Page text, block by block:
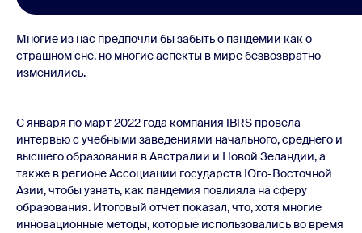
Многие из нас предпочли бы забыть о пандемии как о
страшном сне, но многие аспекты в мире безвозвратно
изменились.
С января по март 2022 года компания IBRS провела
интервью с учебными заведениями начального, среднего и
высшего образования в Австралии и Новой Зеландии, а
также в регионе Ассоциации государств Юго-Восточной
Азии, чтобы узнать, как пандемия повлияла на сферу
образования. Итоговый отчет показал, что, хотя многие
инновационные методы, которые использовались во время